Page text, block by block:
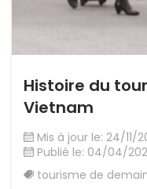
Histoire du
Vietnam
Mis à jour le: 24/11/
Publié le: 04/04/
tourisme de